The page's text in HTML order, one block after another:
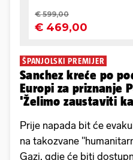
ŠPANJOLSKI PREMIJER
Sanchez kreće po
Europi za priznanje
'Želimo zaustaviti
Prije napada bit će
na takozvane
Gazi, gdje će biti